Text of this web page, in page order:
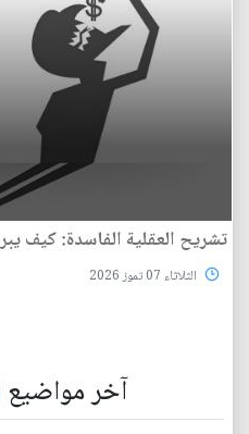
تشريح العقلية الفاسدة: كيف
الثلاثاء 07 تموز 2026
آخر